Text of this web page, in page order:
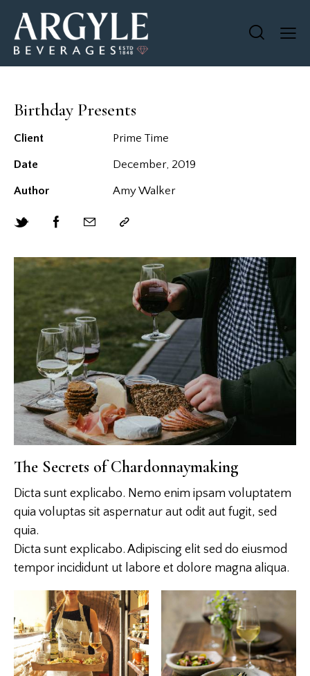
Birthday Presents
Client Prime Time
Date December, 2019
Author Amy Walker
The Secrets of Chardonnaymaking
Dicta sunt explicabo. Nemo enim ipsam voluptatem
quia voluptas sit aspernatur aut odit aut fugit, sed
quia.
Dicta sunt explicabo. Adipiscing elit sed do eiusmod
tempor incididunt ut labore et dolore magna aliqua.